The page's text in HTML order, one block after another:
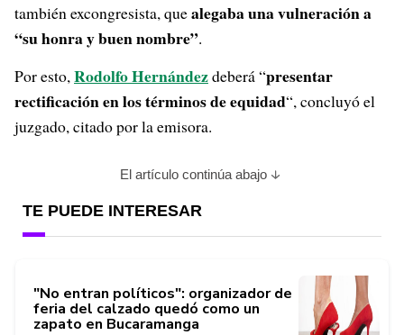
también excongresista, quealegaba una vulneración a
“su honra y buen nombre”.
Por esto,Rodolfo Hernándezdeberá “presentar
rectificación en los términos de equidad“, concluyó el
juzgado, citado por la emisora.
El artículo continúa abajo
TE PUEDE INTERESAR
"No entran políticos": organizador de
feria del calzado quedó como un
zapato en Bucaramanga